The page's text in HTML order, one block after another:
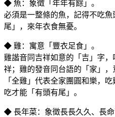
◆ 魚：象徵「年年有餘」。
必須是一整條的魚，記得不吃
尾」，來年衣食無憂。
◆ 雞：寓意「豐衣足食」。
雞諧音同吉祥如意的「吉」字
祥；雞的發音同台語的「家」，
「全雞」代表全家團圓和樂，
吃才能「有頭有尾」。
◆ 長年菜：象徵長長久久、長